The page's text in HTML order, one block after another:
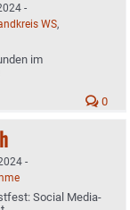
-
WS,
im
0
-
Social Media-